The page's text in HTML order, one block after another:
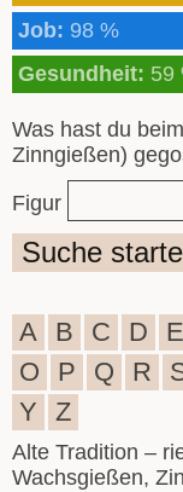
Job: 98 %
Gesundheit: 59
Was hast du
Zinngießen)
Figur
Suche
A B C D E
O
P Q R
Y
Z
Alte Tradition –
Wachsgießen,